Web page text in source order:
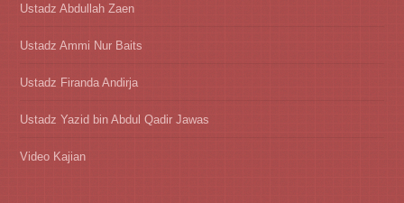
Ustadz Abdullah Zaen
Ustadz Ammi Nur Baits
Ustadz Firanda Andirja
Ustadz Yazid bin Abdul Qadir Jawas
Video Kajian